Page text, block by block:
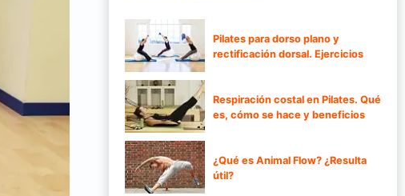
Pilates para dorso plano y
rectificación dorsal. Ejercicios
Respiración costal en Pilates. Qué
es, cómo se hace y beneficios
¿Qué es Animal Flow? ¿Resulta
útil?